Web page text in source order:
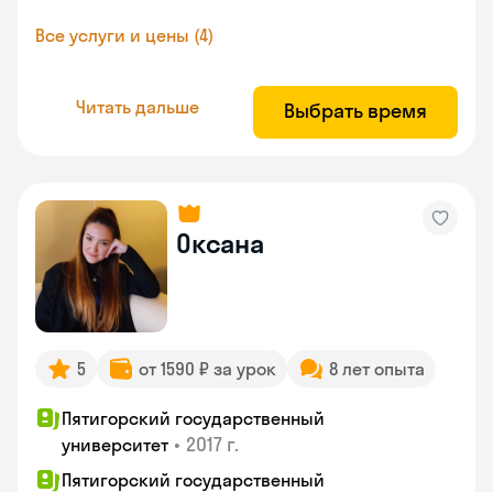
Все услуги и цены (4)
Читать дальше Выбрать время
Оксана
5 от 1590 ₽ за урок 8 лет опыта
Пятигорский государственный
университет • 2017 г.
Пятигорский государственный